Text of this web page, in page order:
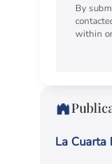
By
within
La Cuarta